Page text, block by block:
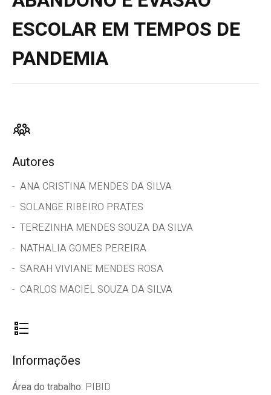
ESCOLAR EM TEMPOS DE
PANDEMIA
Autores
ANA CRISTINA MENDES DA SILVA
SOLANGE RIBEIRO PRATES
TEREZINHA MENDES SOUZA DA SILVA
NATHALIA GOMES PEREIRA
SARAH VIVIANE MENDES ROSA
CARLOS MACIEL SOUZA DA SILVA
Informações
Área do trabalho: PIBID